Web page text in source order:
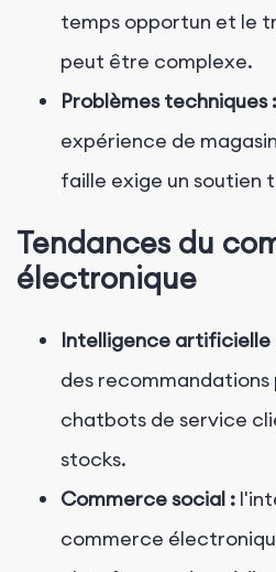
temps opportun et le
peut être complexe.
Problèmes techniques :
expérience de
faille exige un soutien
Tendances du
électronique
Intelligence artificielle
des recommandations
chatbots de service
stocks.
Commerce social :
commerce